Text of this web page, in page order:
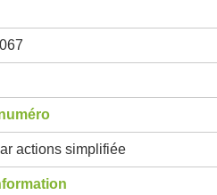
actions simplifiée